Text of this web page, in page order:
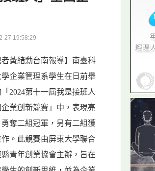
27 19:58:29
者黃緒勳台南報導】南臺科
企業管理系學生在日前舉
2024第十一屆我是接班人
業創新競賽」中，表現亮
勇奪二組冠軍，另有二組獲
。此競賽由屏東大學聯合
縣青年創業協會主辦，旨在